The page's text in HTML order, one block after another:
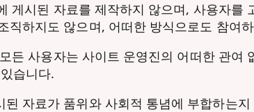
게시된 자료를 제작하지 않으며, 사용자를
직하지도 않으며, 어떠한 방식으로도 참여
든 사용자는 사이트 운영진의 어떠한 관여
습니다.
된 자료가 품위와 사회적 통념에 부합하는